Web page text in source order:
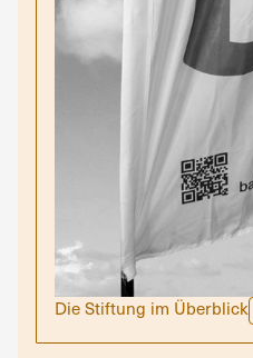
Die Stiftung im Überblick